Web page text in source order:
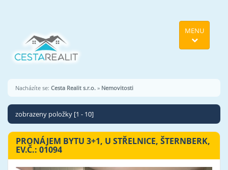
MENU
Nacházíte se: Cesta Realit s.r.o. » Nemovitosti
zobrazeny položky [1 - 10]
PRONÁJEM BYTU 3+1, U STŘELNICE, ŠTERNBERK,
EV.Č.: 01094